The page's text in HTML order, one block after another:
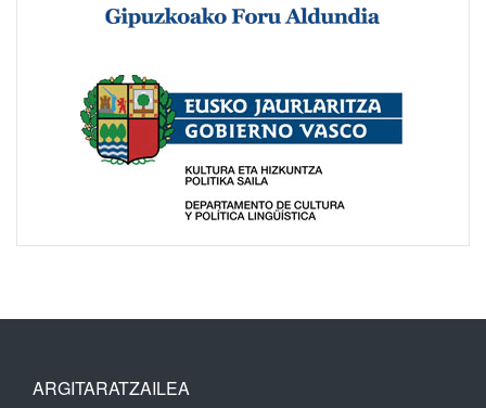
ARGITARATZAILEA